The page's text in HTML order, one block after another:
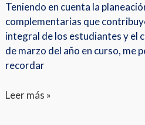
Teniendo en cuenta la
complementarias que
integral de los estudiantes y el
de marzo del año en curso, me
recordar
Saber
11°
o
pruebas
ICFES
Leer más »